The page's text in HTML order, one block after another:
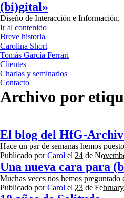
(bi)gital»
Diseño de Interacción e Información.
Ir al contenido
Breve historia
Carolina Short
Tomás García Ferrari
Clientes
Charlas y seminarios
Contacto
Archivo por
El blog del HfG-Archiv
Hace un par de semanas hemos
Publicado porCarol el 24 de
Una nueva cara para
Muchas veces nos hemos
Publicado porCarol el 23 de